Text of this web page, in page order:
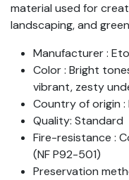
material used for
landscaping, and
Manufacturer :
Color : Bright
vibrant, zesty
Country of origin :
Quality: Standard
Fire-resistance :
(NF P92-501)
Preservation